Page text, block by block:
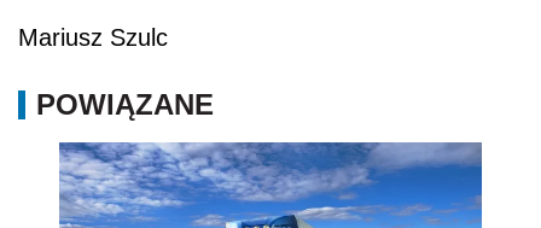
Mariusz Szulc
POWIĄZANE